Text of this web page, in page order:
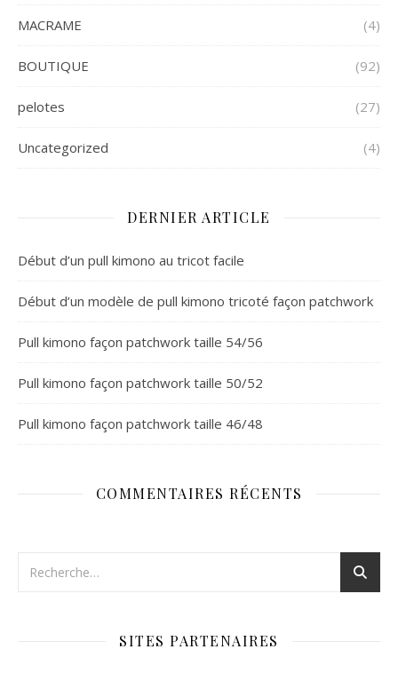
MACRAME (4)
BOUTIQUE (92)
pelotes (27)
Uncategorized (4)
DERNIER ARTICLE
Début d’un pull kimono au tricot facile
Début d’un modèle de pull kimono tricoté façon patchwork
Pull kimono façon patchwork taille 54/56
Pull kimono façon patchwork taille 50/52
Pull kimono façon patchwork taille 46/48
COMMENTAIRES RÉCENTS
SITES PARTENAIRES